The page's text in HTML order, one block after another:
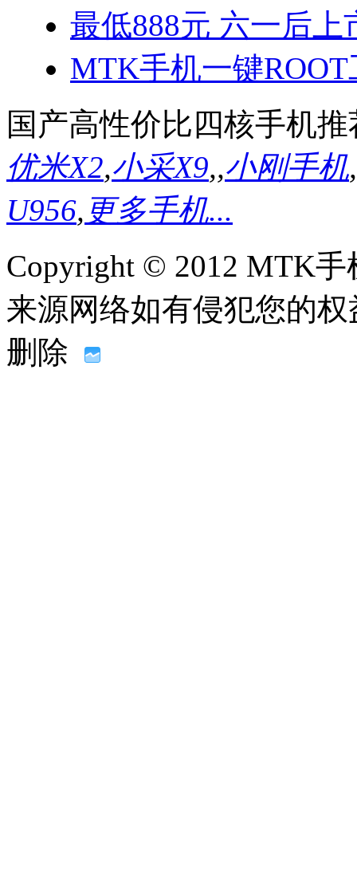
最低888元 六一后上
MTK手机一键
国产高性价比四核手机推
优米X2,小采X9,,小刚手机,
U956, 更多手机...
Copyright © 2012 MTK
来源网络如有侵犯您的
删除